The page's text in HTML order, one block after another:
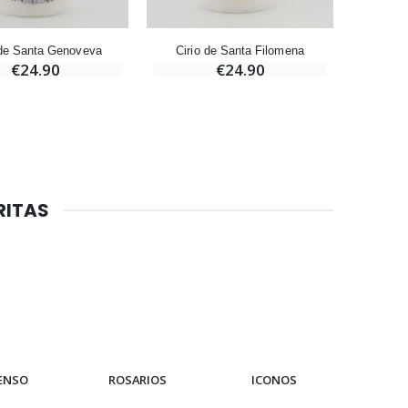
Santa Genoveva
€24.90
Cirio de Santa Filomena
€24.90
ROSARIOS ICONOS